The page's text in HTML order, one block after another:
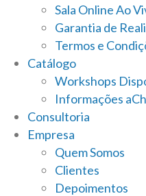
Sala Online Ao
Garantia de
Termos e
Catálogo
Workshops
Informações
Consultoria
Empresa
Quem Somos
Clientes
Depoimentos